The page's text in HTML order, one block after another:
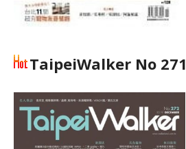
TaipeiWalker No 271